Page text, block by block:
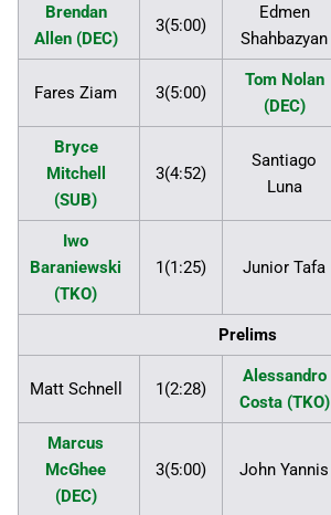
Brendan
Allen (DEC)
3(5:00)
Edmen
Shahbazyan
Fares Ziam 3(5:00)
Tom Nolan
(DEC)
Bryce
Mitchell
(SUB)
3(4:52)
Santiago
Luna
Iwo
Baraniewski
(TKO)
1(1:25) Junior Tafa
Prelims
Matt Schnell 1(2:28)
Alessandro
Costa (TKO)
Marcus
McGhee
(DEC)
3(5:00) John Yannis